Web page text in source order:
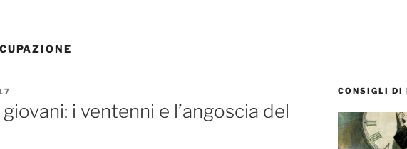
i ventenni e l’angoscia del
CONSIGLI DI